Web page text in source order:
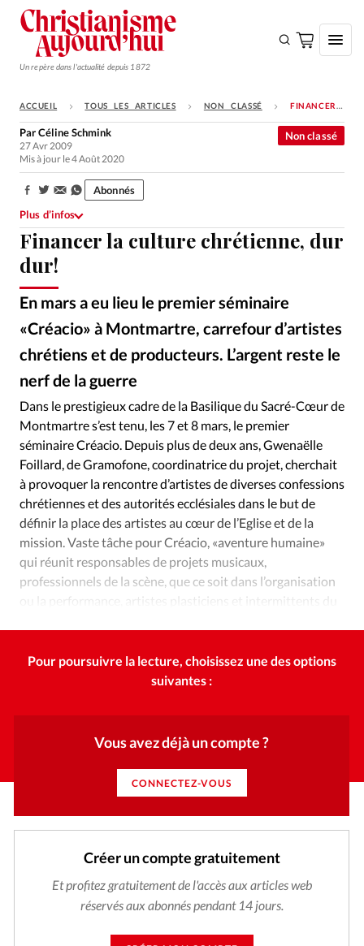
Un repère dans l'actualité depuis 1872
S'ABONNER
Monde
Opinions
Tous les articles
Faire un don
Emploi
Se connecter
Édition: Internationale
CHF
RUBRIQUES
Tous les articles
Actualité chrétienne
Actualité internationale
Chronique
Culture
Dossier
Eglises Foi Génération réveil
Monde
Opinions
Publireportage
Relations Aujourd'hui
Société
Tour du monde des Eglises
Trait d'Ixène
Vécu
Vie Intérieure
ACCUEIL TOUS LES ARTICLES NON CLASSÉ FINANCER LA CULTURE CHRÉTIENNE, DUR DUR!
Financer la culture chrétienne, dur
dur!
En mars a eu lieu le premier séminaire
«Créacio» à Montmartre, carrefour d’artistes
chrétiens et de producteurs. L’argent reste le
nerf de la guerre
Non classé
ParCéline Schmink
27 Avr 2009
Mis à jour le 4 Août 2020
Partager:
Abonnés
Plus d’infos
Dans le prestigieux cadre de la Basilique du Sacré-Cœur de
Montmartre s’est tenu, les 7 et 8 mars, le premier
séminaire Créacio. Depuis plus de deux ans, Gwenaëlle
Foillard, de Gramofone, coordinatrice du projet, cherchait
à provoquer la rencontre d’artistes de diverses confessions
chrétiennes et des autorités ecclésiales dans le but de
définir la place des artistes au cœur de l’Eglise et de la
mission. Vaste tâche pour Créacio, «aventure humaine»
qui réunit responsables de projets musicaux,
professionnels de la scène, que ce soit dans l’organisation
ou la performance, artistes plasticiens et intermittents du
Pour poursuivre la lecture, choisissez une des options
suivantes :
Vous avez déjà un compte ?
CONNECTEZ-VOUS
Créer un compte gratuitement
Et profitez gratuitement de l'accès aux articles web
réservés aux abonnés pendant 14 jours.